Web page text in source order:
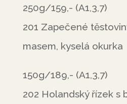
250g/159,- (A1,3,7)
201 Zapečené
masem, kyselá okurka
150g/189,- (A1,3,7)
202 Holandský řízek s